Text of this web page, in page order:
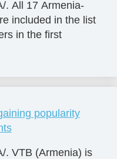
. All 17 Armenia-
included in the list
in the first
popularity
. VTB (Armenia) is